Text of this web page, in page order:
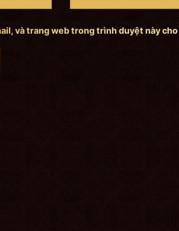
và trang web trong trình duyệt này